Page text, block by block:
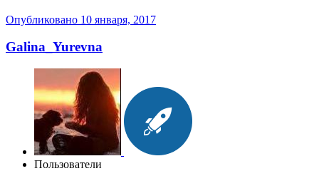
Опубликовано 10 января, 2017
Galina_Yurevna
Пользователи